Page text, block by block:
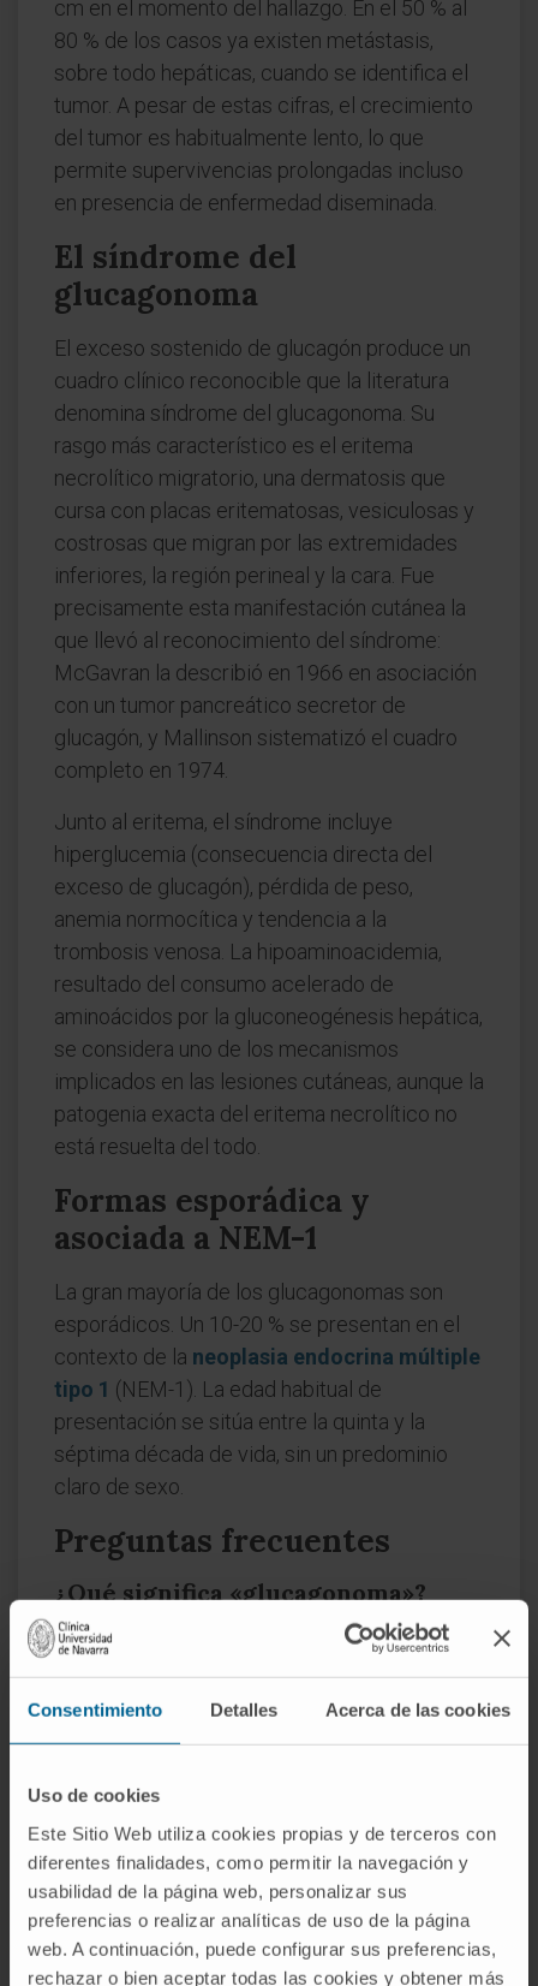
Consentimiento Detalles Acerca de las cookies
Uso de cookies
Este Sitio Web utiliza cookies propias y de terceros con
diferentes finalidades, como permitir la navegación y
usabilidad de la página web, personalizar sus
preferencias o realizar analíticas de uso de la página
web. A continuación, puede configurar sus preferencias,
rechazar o bien aceptar todas las cookies y obtener más
cm en el momento del hallazgo. En el 50 % al
80 % de los casos ya existen metástasis,
sobre todo hepáticas, cuando se identifica el
tumor. A pesar de estas cifras, el crecimiento
del tumor es habitualmente lento, lo que
permite supervivencias prolongadas incluso
en presencia de enfermedad diseminada.
El síndrome del
glucagonoma
El exceso sostenido de glucagón produce un
cuadro clínico reconocible que la literatura
denomina síndrome del glucagonoma. Su
rasgo más característico es el eritema
necrolítico migratorio, una dermatosis que
cursa con placas eritematosas, vesiculosas y
costrosas que migran por las extremidades
inferiores, la región perineal y la cara. Fue
precisamente esta manifestación cutánea la
que llevó al reconocimiento del síndrome:
McGavran la describió en 1966 en asociación
con un tumor pancreático secretor de
glucagón, y Mallinson sistematizó el cuadro
completo en 1974.
Junto al eritema, el síndrome incluye
hiperglucemia (consecuencia directa del
exceso de glucagón), pérdida de peso,
anemia normocítica y tendencia a la
trombosis venosa. La hipoaminoacidemia,
resultado del consumo acelerado de
aminoácidos por la gluconeogénesis hepática,
se considera uno de los mecanismos
implicados en las lesiones cutáneas, aunque la
patogenia exacta del eritema necrolítico no
está resuelta del todo.
Formas esporádica y
asociada a NEM-1
La gran mayoría de los glucagonomas son
esporádicos. Un 10-20 % se presentan en el
contexto de la neoplasia endocrina múltiple
tipo 1 (NEM-1). La edad habitual de
presentación se sitúa entre la quinta y la
séptima década de vida, sin un predominio
claro de sexo.
Preguntas frecuentes
¿Qué significa «glucagonoma»?
Literalmente, «tumor de glucagón»: la
hormona que el tumor secreta (glucagón) más
el sufijo -ωμα, que en terminología médica
designa una masa o tumor. El propio nombre
alude a su función como movilizador de la
glucosa.
¿En qué se diferencia del
insulinoma?
Ambos son tumores neuroendocrinos de los